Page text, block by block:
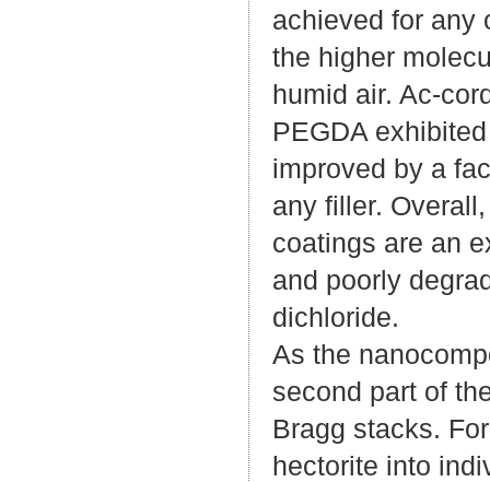
achieved for any
the higher
humid air. Ac-
PEGDA
improved by a
any filler.
coatings are an
and poorly
dichloride.
As the
second part of
Bragg stacks.
hectorite into